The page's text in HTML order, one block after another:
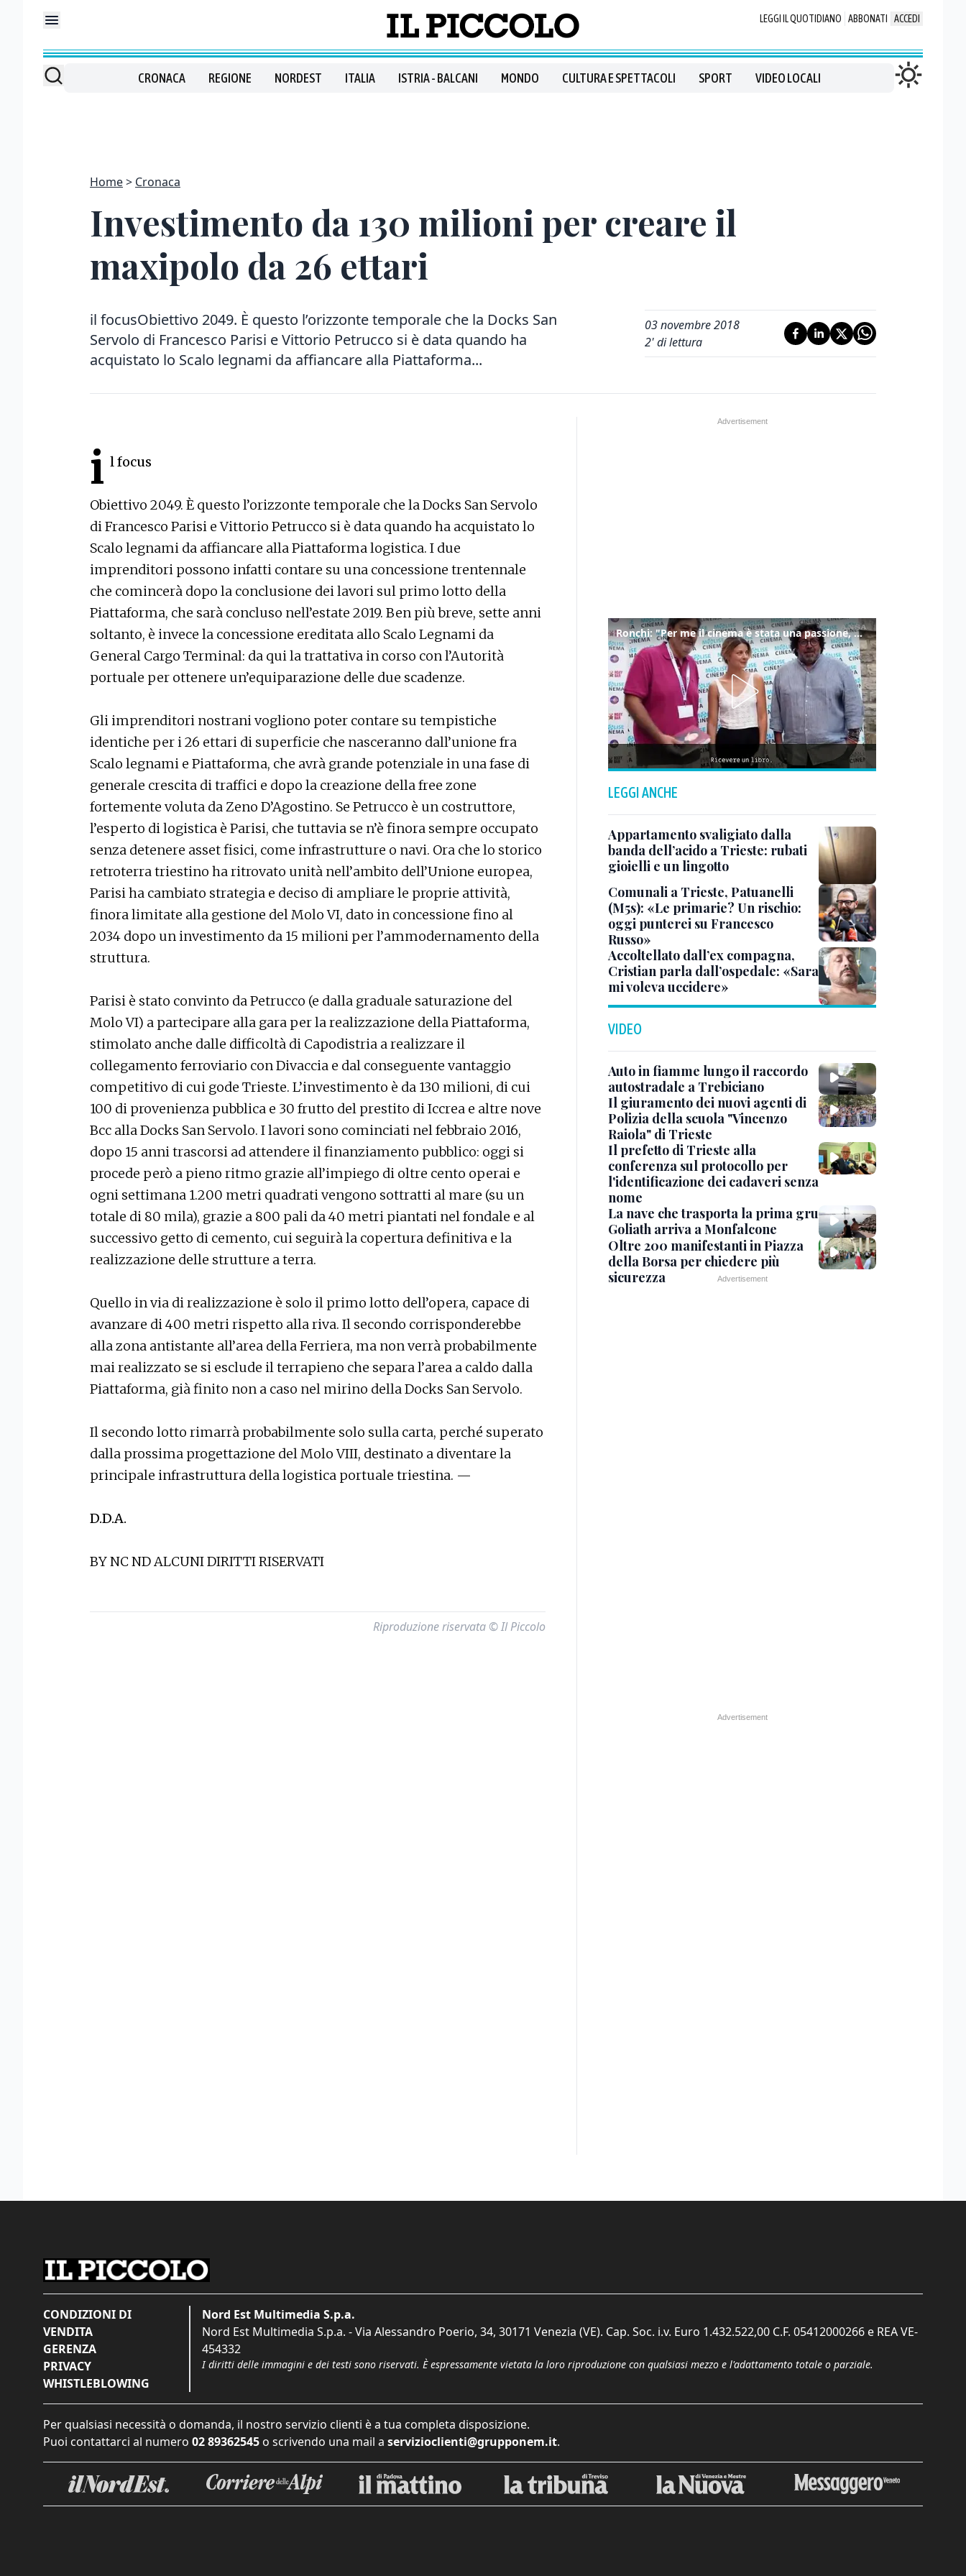
LEGGI IL QUOTIDIANO ABBONATI ACCEDI
CRONACA REGIONE NORDEST ITALIA ISTRIA - BALCANI MONDO CULTURA E SPETTACOLI SPORT VIDEO LOCALI
Home Cronaca
Investimento da 130 milioni per creare il
maxipolo da 26 ettari
il focusObiettivo 2049. È questo l’orizzonte temporale che la Docks San
Servolo di Francesco Parisi e Vittorio Petrucco si è data quando ha
acquistato lo Scalo legnami da affiancare alla Piattaforma...
03 novembre 2018
2' di lettura
i l focus
Obiettivo 2049. È questo l’orizzonte temporale che la Docks San Servolo
di Francesco Parisi e Vittorio Petrucco si è data quando ha acquistato lo
Scalo legnami da affiancare alla Piattaforma logistica. I due
imprenditori possono infatti contare su una concessione trentennale
che comincerà dopo la conclusione dei lavori sul primo lotto della
Piattaforma, che sarà concluso nell’estate 2019. Ben più breve, sette anni
soltanto, è invece la concessione ereditata allo Scalo Legnami da
General Cargo Terminal: da qui la trattativa in corso con l’Autorità
portuale per ottenere un’equiparazione delle due scadenze.
Gli imprenditori nostrani vogliono poter contare su tempistiche
identiche per i 26 ettari di superficie che nasceranno dall’unione fra
Scalo legnami e Piattaforma, che avrà grande potenziale in una fase di
generale crescita di traffici e dopo la creazione della free zone
fortemente voluta da Zeno D’Agostino. Se Petrucco è un costruttore,
l’esperto di logistica è Parisi, che tuttavia se n’è finora sempre occupato
senza detenere asset fisici, come infrastrutture o navi. Ora che lo storico
retroterra triestino ha ritrovato unità nell’ambito dell’Unione europea,
Parisi ha cambiato strategia e deciso di ampliare le proprie attività,
finora limitate alla gestione del Molo VI, dato in concessione fino al
2034 dopo un investimento da 15 milioni per l’ammodernamento della
struttura.
Parisi è stato convinto da Petrucco (e dalla graduale saturazione del
Molo VI) a partecipare alla gara per la realizzazione della Piattaforma,
stimolato anche dalle difficoltà di Capodistria a realizzare il
collegamento ferroviario con Divaccia e dal conseguente vantaggio
competitivo di cui gode Trieste. L’investimento è da 130 milioni, di cui
100 di provenienza pubblica e 30 frutto del prestito di Iccrea e altre nove
Bcc alla Docks San Servolo. I lavori sono cominciati nel febbraio 2016,
dopo 15 anni trascorsi ad attendere il finanziamento pubblico: oggi si
procede però a pieno ritmo grazie all’impiego di oltre cento operai e
ogni settimana 1.200 metri quadrati vengono sottratti al mare (su un
totale di 80 mila), grazie a 800 pali da 40 metri piantati nel fondale e al
successivo getto di cemento, cui seguirà la copertura definitiva e la
realizzazione delle strutture a terra.
Quello in via di realizzazione è solo il primo lotto dell’opera, capace di
avanzare di 400 metri rispetto alla riva. Il secondo corrisponderebbe
alla zona antistante all’area della Ferriera, ma non verrà probabilmente
mai realizzato se si esclude il terrapieno che separa l’area a caldo dalla
Piattaforma, già finito non a caso nel mirino della Docks San Servolo.
Il secondo lotto rimarrà probabilmente solo sulla carta, perché superato
dalla prossima progettazione del Molo VIII, destinato a diventare la
principale infrastruttura della logistica portuale triestina. —
D.D.A.
BY NC ND ALCUNI DIRITTI RISERVATI
Riproduzione riservata © Il Piccolo
Ronchi: "Per me il cinema è stata una passione, monografia dedicata è un bel regalo"
LEGGI ANCHE
Appartamento svaligiato dalla
banda dell’acido a Trieste: rubati
gioielli e un lingotto
Comunali a Trieste, Patuanelli
(M5s): «Le primarie? Un rischio:
oggi punterei su Francesco
Russo»
Accoltellato dall’ex compagna,
Cristian parla dall’ospedale: «Sara
mi voleva uccidere»
VIDEO
Auto in fiamme lungo il raccordo
autostradale a Trebiciano
Il giuramento dei nuovi agenti di
Polizia della scuola "Vincenzo
Raiola" di Trieste
Il prefetto di Trieste alla
conferenza sul protocollo per
l'identificazione dei cadaveri senza
nome
La nave che trasporta la prima gru
Goliath arriva a Monfalcone
Oltre 200 manifestanti in Piazza
della Borsa per chiedere più
sicurezza
CONDIZIONI DI
VENDITA
GERENZA
PRIVACY
WHISTLEBLOWING
Nord Est Multimedia S.p.a.
Nord Est Multimedia S.p.a. - Via Alessandro Poerio, 34, 30171 Venezia (VE). Cap. Soc. i.v. Euro 1.432.522,00 C.F. 05412000266 e REA VE-
454332
I diritti delle immagini e dei testi sono riservati. È espressamente vietata la loro riproduzione con qualsiasi mezzo e l'adattamento totale o parziale.
Per qualsiasi necessità o domanda, il nostro servizio clienti è a tua completa disposizione.
Puoi contattarci al numero 02 89362545 o scrivendo una mail a servizioclienti@grupponem.it.